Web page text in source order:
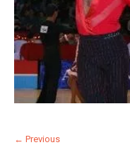
← Previous